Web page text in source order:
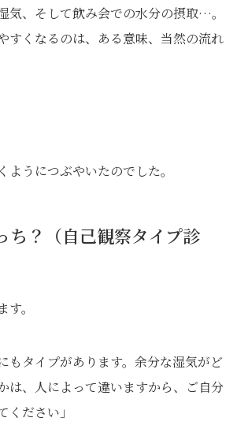
気、そして飲み会での水分の摂取…。
すくなるのは、ある意味、当然の流れ
ようにつぶやいたのでした。
ち？（自己観察タイプ診
。
もタイプがあります。余分な湿気がど
は、人によって違いますから、ご自分
ください」